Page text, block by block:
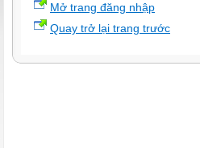
Mở trang đăng nhập
Quay trở lại trang trước